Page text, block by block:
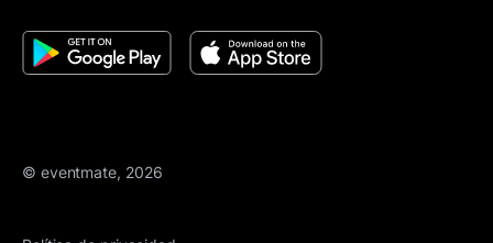
© eventmate, 2026